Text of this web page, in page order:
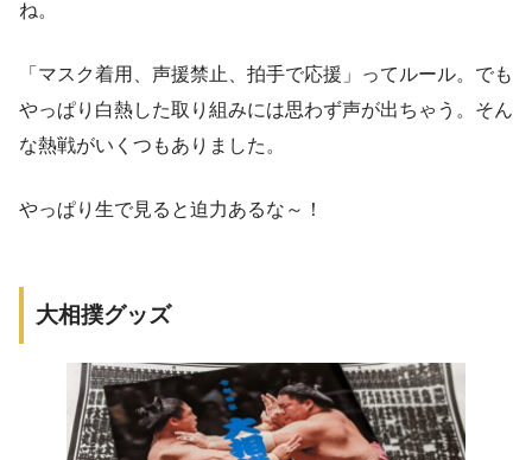
ね。
「マスク着用、声援禁止、拍手で応援」ってルール。でも
やっぱり白熱した取り組みには思わず声が出ちゃう。そん
な熱戦がいくつもありました。
やっぱり生で見ると迫力あるな～！
大相撲グッズ